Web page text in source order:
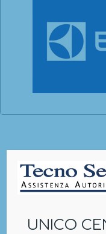
Electrolux
C.so Europa 184
UNICO